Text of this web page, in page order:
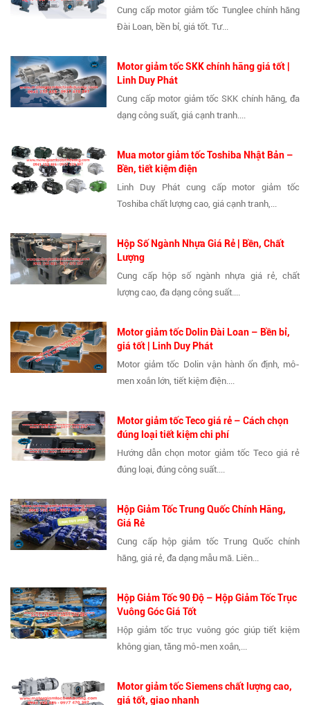
Cung cấp motor giảm tốc Tunglee chính hãng
Đài Loan, bền bỉ, giá tốt. Tư...
Motor giảm tốc SKK chính hãng giá tốt |
Linh Duy Phát
Cung cấp motor giảm tốc SKK chính hãng, đa
dạng công suất, giá cạnh tranh....
Mua motor giảm tốc Toshiba Nhật Bản –
Bền, tiết kiệm điện
Linh Duy Phát cung cấp motor giảm tốc
Toshiba chất lượng cao, giá cạnh tranh,...
Hộp Số Ngành Nhựa Giá Rẻ | Bền, Chất
Lượng
Cung cấp hộp số ngành nhựa giá rẻ, chất
lượng cao, đa dạng công suất....
Motor giảm tốc Dolin Đài Loan – Bền bỉ,
giá tốt | Linh Duy Phát
Motor giảm tốc Dolin vận hành ổn định, mô-
men xoắn lớn, tiết kiệm điện....
Motor giảm tốc Teco giá rẻ – Cách chọn
đúng loại tiết kiệm chi phí
Hướng dẫn chọn motor giảm tốc Teco giá rẻ
đúng loại, đúng công suất....
Hộp Giảm Tốc Trung Quốc Chính Hãng,
Giá Rẻ
Cung cấp hộp giảm tốc Trung Quốc chính
hãng, giá rẻ, đa dạng mẫu mã. Liên...
Hộp Giảm Tốc 90 Độ – Hộp Giảm Tốc Trục
Vuông Góc Giá Tốt
Hộp giảm tốc trục vuông góc giúp tiết kiệm
không gian, tăng mô-men xoắn,...
Motor giảm tốc Siemens chất lượng cao,
giá tốt, giao nhanh